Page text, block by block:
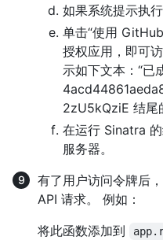
如果系统提示执
单击“使用
授权应用，即可
示如下文本：“已
2zU5kQziE 结尾
在运行 Sinatra
服务器。
有了用户访问令牌后
API 请求。 例如：
将此函数添加到